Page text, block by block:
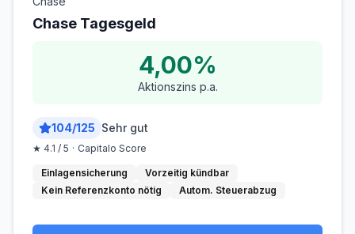
Chase Tagesgeld
4,00%
Aktionszins p.a.
104/125 Sehr gut
★ 4.1 / 5 · Capitalo Score
Einlagensicherung
Vorzeitig kündbar
Kein Referenzkonto nötig
Autom. Steuerabzug